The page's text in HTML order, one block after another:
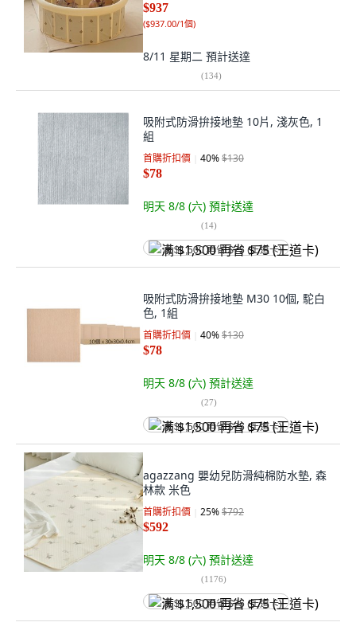
$937
($937.00/1個)
8/11 星期二 預計送達
(134)
吸附式防滑拚接地墊 10片, 淺灰色, 1
組
首購折扣價 40%$130
$78
明天 8/8 (六) 預計送達
(14)
满 $1,500 再省 $75 (王道卡)
吸附式防滑拚接地墊 M30 10個, 駝白
色, 1組
首購折扣價 40%$130
$78
明天 8/8 (六) 預計送達
(27)
满 $1,500 再省 $75 (王道卡)
agazzang 嬰幼兒防滑純棉防水墊, 森
林款 米色
首購折扣價 25%$792
$592
明天 8/8 (六) 預計送達
(1176)
满 $1,500 再省 $75 (王道卡)